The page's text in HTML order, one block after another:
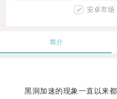
安卓市场
简介
黑洞加速的现象一直以来都